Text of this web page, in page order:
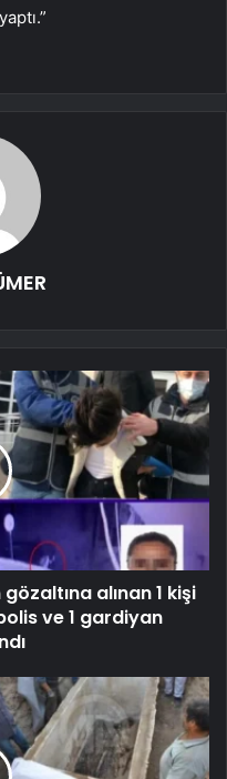
alınan 1 kişi
ve 1 gardiyan